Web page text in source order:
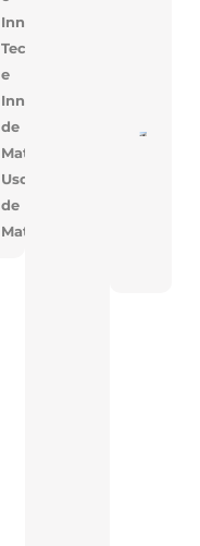
Innovación
Tecnologia
e
Innovacion,Uso
de
Materiales
Uso
de
Materiales